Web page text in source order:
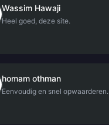
Wassim Hawaji
Heel goed, deze site.
homam othman
Eenvoudig en snel opwaarderen.